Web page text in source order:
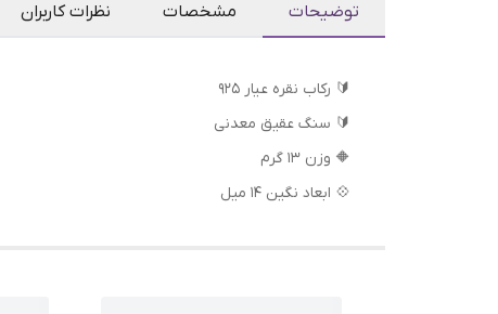
توضیحات مشخصات نظرات کاربران
🔰 رکاب نقره عیار ۹۲۵
🔰 سنگ عقیق معدنی
🔶 وزن 13 گرم
💠 ابعاد نگین 14 میل